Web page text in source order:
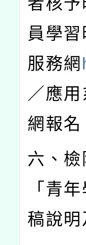
員學
服務網
／應用
網報名
六、
「青
稿說